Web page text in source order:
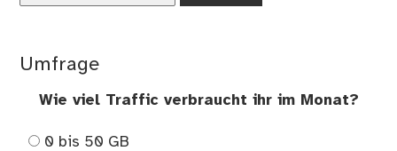
Umfrage
Wie viel Traffic verbraucht ihr im Monat?
0 bis 50 GB